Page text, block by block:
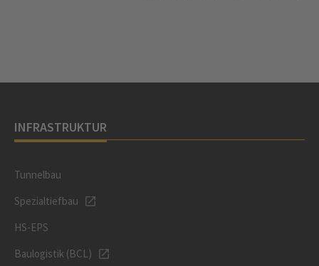
INFRASTRUKTUR
Tunnelbau
Spezialtiefbau
HS-EPS
Baulogistik (BCL)